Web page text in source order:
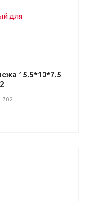
15.5*10*7.5
702